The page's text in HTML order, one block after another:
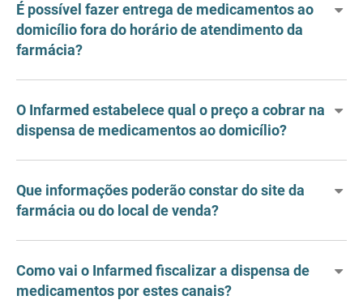
É possível fazer entrega de medicamentos ao
domicílio fora do horário de atendimento da
farmácia?
O Infarmed estabelece qual o preço a cobrar na
dispensa de medicamentos ao domicílio?
Que informações poderão constar do site da
farmácia ou do local de venda?
Como vai o Infarmed fiscalizar a dispensa de
medicamentos por estes canais?